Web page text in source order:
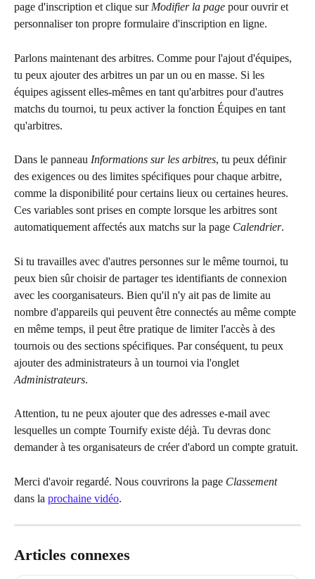
page d'inscription et clique sur Modifier la page pour ouvrir et
personnaliser ton propre formulaire d'inscription en ligne.
Parlons maintenant des arbitres. Comme pour l'ajout d'équipes,
tu peux ajouter des arbitres un par un ou en masse. Si les
équipes agissent elles-mêmes en tant qu'arbitres pour d'autres
matchs du tournoi, tu peux activer la fonction Équipes en tant
qu'arbitres.
Dans le panneau Informations sur les arbitres, tu peux définir
des exigences ou des limites spécifiques pour chaque arbitre,
comme la disponibilité pour certains lieux ou certaines heures.
Ces variables sont prises en compte lorsque les arbitres sont
automatiquement affectés aux matchs sur la page Calendrier.
Si tu travailles avec d'autres personnes sur le même tournoi, tu
peux bien sûr choisir de partager tes identifiants de connexion
avec les coorganisateurs. Bien qu'il n'y ait pas de limite au
nombre d'appareils qui peuvent être connectés au même compte
en même temps, il peut être pratique de limiter l'accès à des
tournois ou des sections spécifiques. Par conséquent, tu peux
ajouter des administrateurs à un tournoi via l'onglet
Administrateurs.
Attention, tu ne peux ajouter que des adresses e-mail avec
lesquelles un compte Tournify existe déjà. Tu devras donc
demander à tes organisateurs de créer d'abord un compte gratuit.
Merci d'avoir regardé. Nous couvrirons la page Classement
dans la prochaine vidéo.
Articles connexes